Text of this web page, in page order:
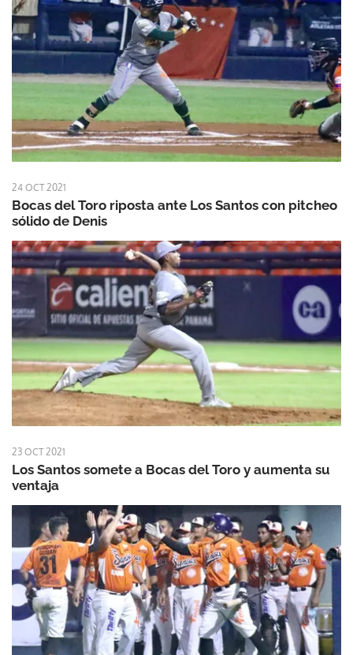
24 OCT 2021
Bocas del Toro riposta ante Los Santos con pitcheo
sólido de Denis
23 OCT 2021
Los Santos somete a Bocas del Toro y aumenta su
ventaja